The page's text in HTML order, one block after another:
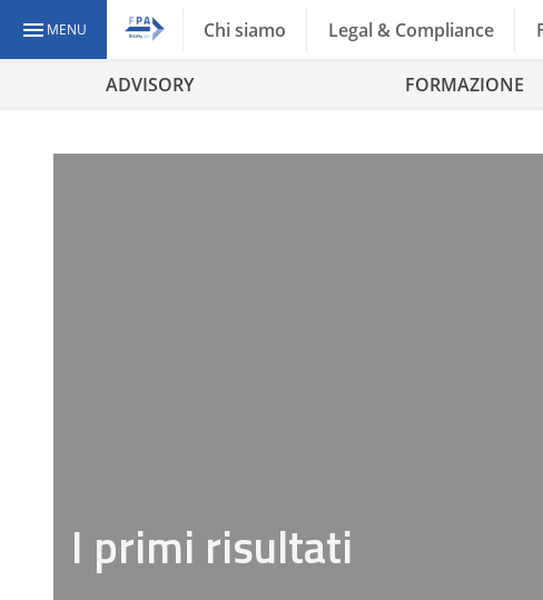
MENU Chi siamo Legal & Compliance
ADVISORY FORMAZIONE
I primi risultati